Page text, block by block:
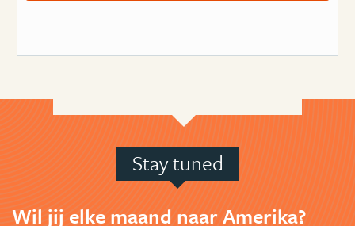
Stay tuned
Wil jij elke maand naar Amerika?